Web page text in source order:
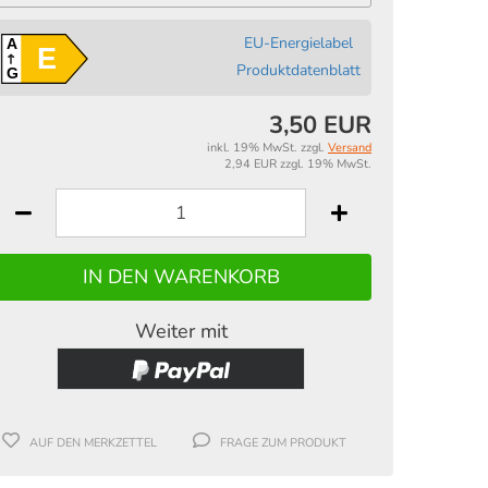
A
GE
EU-Energielabel
Produktdatenblatt
3,50 EUR
inkl. 19% MwSt. zzgl. Versand
2,94 EUR zzgl. 19% MwSt.
Weiter mit
AUF DEN MERKZETTEL FRAGE ZUM PRODUKT